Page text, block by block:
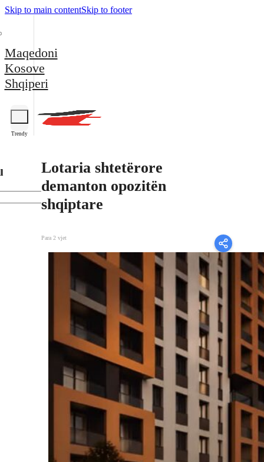
Skip to main contentSkip to footer
Maqedoni
Kosove
Shqiperi
Trendy
Lotaria shtetërore
demanton opozitën
shqiptare
Para 2 vjet